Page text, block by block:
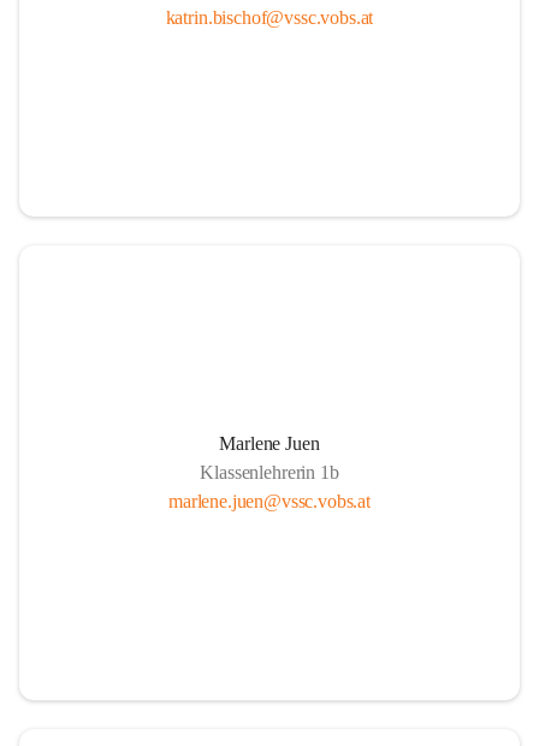
katrin.bischof@vssc.vobs.at
Marlene Juen
Klassenlehrerin 1b
marlene.juen@vssc.vobs.at